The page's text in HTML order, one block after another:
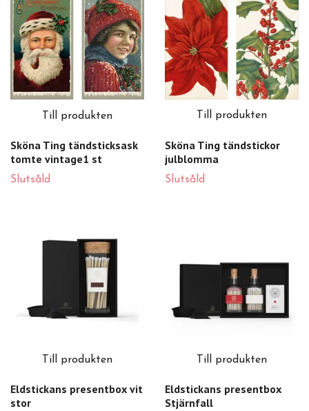
Till produkten
Sköna Ting tändsticksask
tomte vintage1 st
Slutsåld
Till produkten
Sköna Ting tändstickor
julblomma
Slutsåld
Till produkten
Eldstickans presentbox vit
stor
Till produkten
Eldstickans presentbox
Stjärnfall